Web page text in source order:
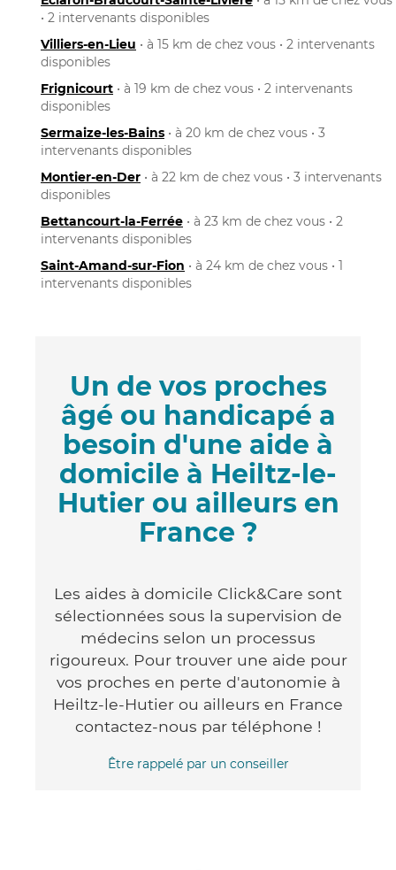
• 2 intervenants disponibles
Villiers-en-Lieu • à 15 km de chez vous • 2 intervenants
disponibles
Frignicourt • à 19 km de chez vous • 2 intervenants
disponibles
Sermaize-les-Bains • à 20 km de chez vous • 3
intervenants disponibles
Montier-en-Der • à 22 km de chez vous • 3 intervenants
disponibles
Bettancourt-la-Ferrée • à 23 km de chez vous • 2
intervenants disponibles
Saint-Amand-sur-Fion • à 24 km de chez vous • 1
intervenants disponibles
Un de vos proches
âgé ou handicapé a
besoin d'une aide à
domicile à Heiltz-le-
Hutier ou ailleurs en
France ?
Les aides à domicile Click&Care sont
sélectionnées sous la supervision de
médecins selon un processus
rigoureux. Pour trouver une aide pour
vos proches en perte d'autonomie à
Heiltz-le-Hutier ou ailleurs en France
contactez-nous par téléphone !
Être rappelé par un conseiller